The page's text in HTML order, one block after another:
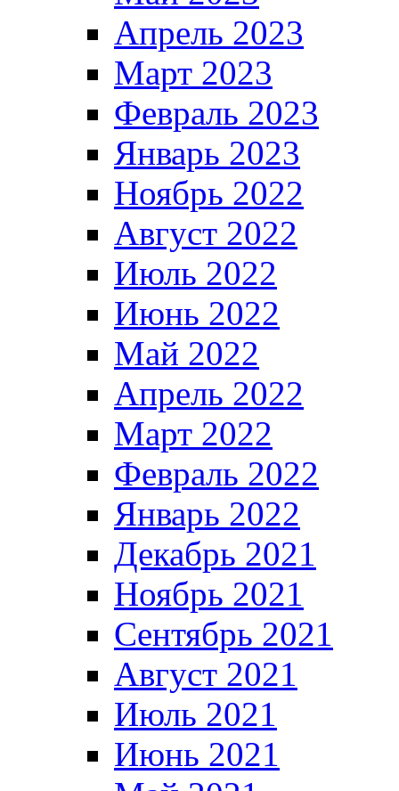
Апрель 2023
Март 2023
Февраль 2023
Январь 2023
Ноябрь 2022
Август 2022
Июль 2022
Июнь 2022
Май 2022
Апрель 2022
Март 2022
Февраль 2022
Январь 2022
Декабрь 2021
Ноябрь 2021
Сентябрь 2021
Август 2021
Июль 2021
Июнь 2021